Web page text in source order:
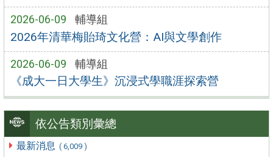
2026-06-09 輔導組
2026年清華梅貽琦文化營：AI與文學創作
2026-06-09 輔導組
《成大一日大學生》沉浸式學職涯探索營
依公告類別彙總
最新消息 ( 6,009 )